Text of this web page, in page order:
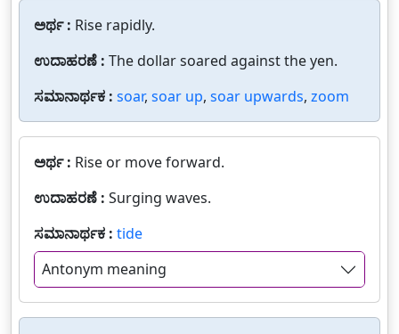
ಅರ್ಥ : Rise rapidly.
ಉದಾಹರಣೆ : The dollar soared against the yen.
ಸಮಾನಾರ್ಥಕ : soar, soar up, soar upwards, zoom
ಅರ್ಥ : Rise or move forward.
ಉದಾಹರಣೆ : Surging waves.
ಸಮಾನಾರ್ಥಕ : tide
Antonym meaning